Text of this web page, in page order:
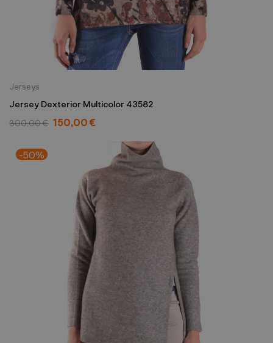
Jerseys
Jersey Dexterior Multicolor 43582
300,00 € 150,00 €
-50%